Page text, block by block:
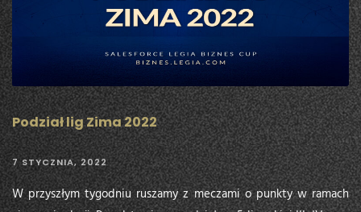
Podział lig Zima 2022
7 STYCZNIA, 2022
W przyszłym tygodniu ruszamy z meczami o punkty w ramach